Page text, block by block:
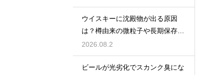
ウイスキーに沈殿物が出る原因
は？樽由来の微粒子や長期保存で
成分が析出するため
2026.08.2
ビールが光劣化でスカンク臭にな